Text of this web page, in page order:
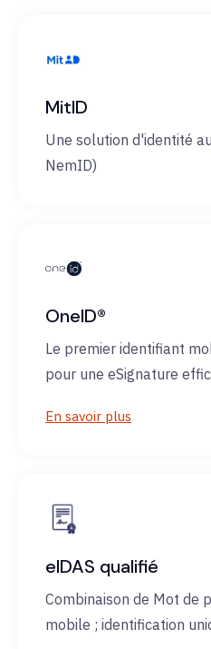
MitID
Une solution d'identité
NemID)
OneID®
Le premier identifiant
pour une eSignature
En savoir plus
eIDAS qualifié
Combinaison de Mot de
mobile ; identification